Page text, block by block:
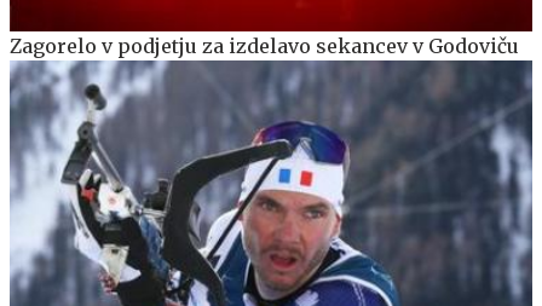
Zagorelo v podjetju za izdelavo sekancev v Godoviču